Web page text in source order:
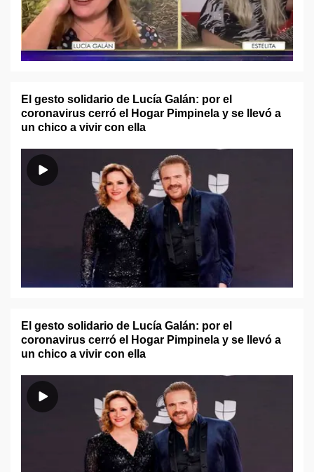
El gesto solidario de Lucía Galán: por el
coronavirus cerró el Hogar Pimpinela y se llevó a
un chico a vivir con ella
El gesto solidario de Lucía Galán: por el
coronavirus cerró el Hogar Pimpinela y se llevó a
un chico a vivir con ella